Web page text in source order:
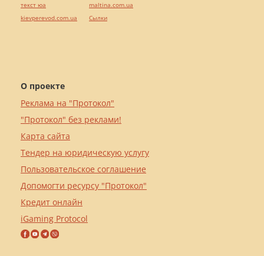
О проекте
Реклама на "Протокол"
"Протокол" без реклами!
Карта сайта
Тендер на юридическую услугу
Пользовательское соглашение
Допомогти ресурсу "Протокол"
Кредит онлайн
iGaming Protocol
текст юа
kievperevod.com.ua
maltina.com.ua
Cылки